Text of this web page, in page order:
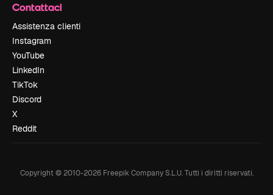
Contattaci
Assistenza clienti
Instagram
YouTube
LinkedIn
TikTok
Discord
X
Reddit
Copyright © 2010-2026Freepik Company S.L.U. Tutti i diritti riservati.